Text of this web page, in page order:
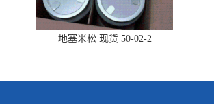
地塞米松 现货 50-02-2